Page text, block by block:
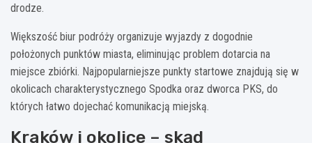
drodze.
Większość biur podróży organizuje wyjazdy z dogodnie
położonych punktów miasta, eliminując problem dotarcia na
miejsce zbiórki. Najpopularniejsze punkty startowe znajdują się w
okolicach charakterystycznego Spodka oraz dworca PKS, do
których łatwo dojechać komunikacją miejską.
Kraków i okolice – skąd